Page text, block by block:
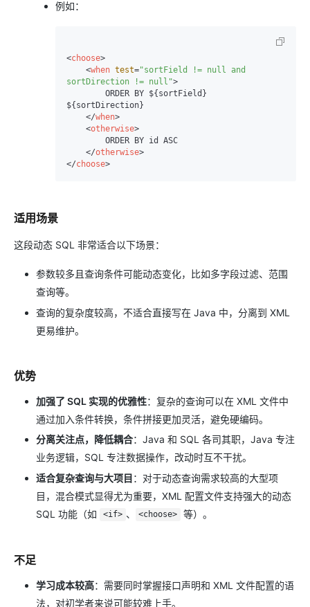
例如：
<choose>
<when test="sortField != null and
sortDirection != null">
${sortDirection}
</when>
<otherwise>
</otherwise>
</choose>
适用场景
这段动态 SQL 非常适合以下场景：
参数较多且查询条件可能动态变化，比如多字段过滤、范围
查询等。
查询的复杂度较高，不适合直接写在 Java 中，分离到 XML
更易维护。
优势
加强了 SQL 实现的优雅性：复杂的查询可以在 XML 文件中
通过加入条件转换，条件拼接更加灵活，避免硬编码。
分离关注点，降低耦合：Java 和 SQL 各司其职，Java 专注
业务逻辑，SQL 专注数据操作，改动时互不干扰。
适合复杂查询与大项目：对于动态查询需求较高的大型项
目，混合模式显得尤为重要，XML 配置文件支持强大的动态
SQL 功能（如
<if> 、 <choose> 等）。
不足
学习成本较高：需要同时掌握接口声明和 XML 文件配置的语
法，对初学者来说可能较难上手。